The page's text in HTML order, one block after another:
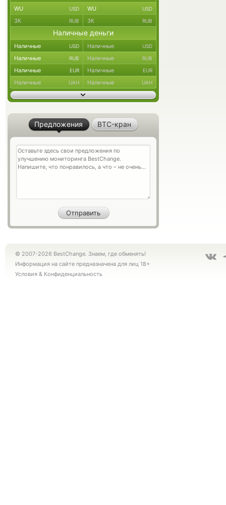
WU USD WU USD
ЗК RUB ЗК RUB
Наличные деньги
Наличные USD Наличные USD
Наличные RUB Наличные RUB
Наличные EUR Наличные EUR
Наличные UAH Наличные UAH
Предложения BTC-кран
© 2007-2026 BestChange. Знаем, где обменять!
Информация на сайте предназначена для лиц 18+
Условия & Конфиденциальность